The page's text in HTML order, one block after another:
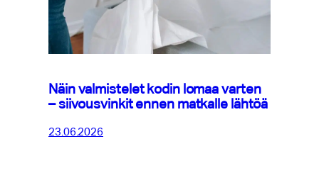
Näin valmistelet kodin lomaa varten
– siivousvinkit ennen matkalle lähtöä
23.06.2026